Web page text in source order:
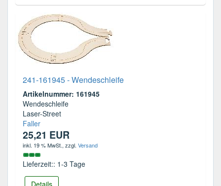
241-161945 - Wendeschleife
Artikelnummer: 161945
Wendeschleife
Laser-Street
Faller
25,21 EUR
inkl. 19 % MwSt., zzgl. Versand
Lieferzeit:: 1-3 Tage
Details